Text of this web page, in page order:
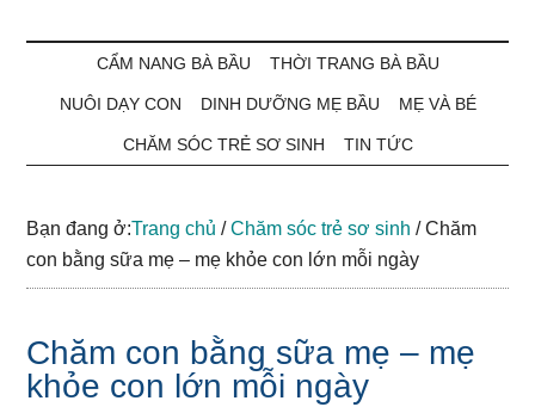
Bà
Bầu
Cần
Biết
bé
CẨM NANG BÀ BẦU THỜI TRANG BÀ BẦU
NUÔI DẠY CON DINH DƯỠNG MẸ BẦU MẸ VÀ BÉ
CHĂM SÓC TRẺ SƠ SINH TIN TỨC
Bạn đang ở:Trang chủ / Chăm sóc trẻ sơ sinh /Chăm
con bằng sữa mẹ – mẹ khỏe con lớn mỗi ngày
Chăm con bằng sữa mẹ – mẹ
khỏe con lớn mỗi ngày